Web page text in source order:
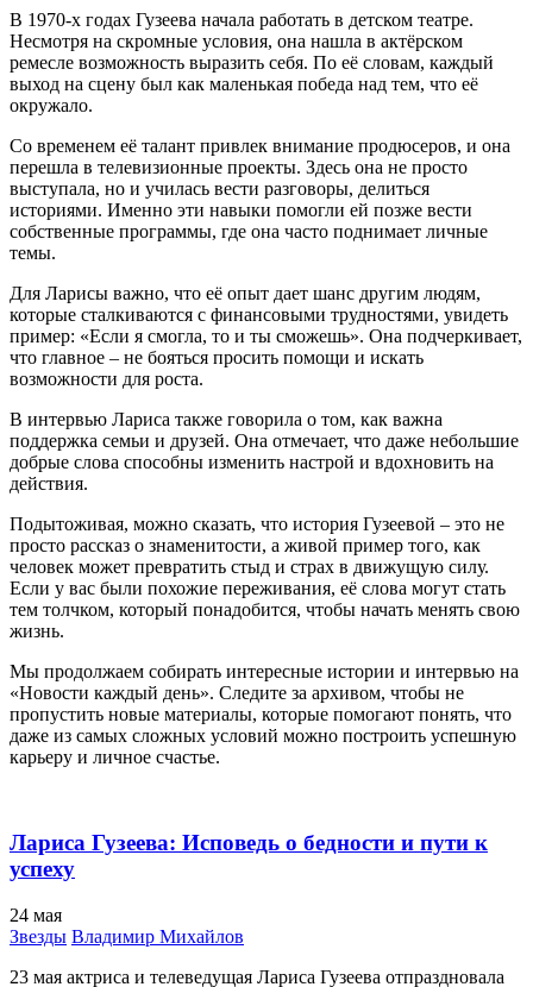
В 1970‑х годах Гузеева начала работать в детском театре.
Несмотря на скромные условия, она нашла в актёрском
ремесле возможность выразить себя. По её словам, каждый
выход на сцену был как маленькая победа над тем, что её
окружало.
Со временем её талант привлек внимание продюсеров, и она
перешла в телевизионные проекты. Здесь она не просто
выступала, но и училась вести разговоры, делиться
историями. Именно эти навыки помогли ей позже вести
собственные программы, где она часто поднимает личные
темы.
Для Ларисы важно, что её опыт дает шанс другим людям,
которые сталкиваются с финансовыми трудностями, увидеть
пример: «Если я смогла, то и ты сможешь». Она подчеркивает,
что главное – не бояться просить помощи и искать
возможности для роста.
В интервью Лариса также говорила о том, как важна
поддержка семьи и друзей. Она отмечает, что даже небольшие
добрые слова способны изменить настрой и вдохновить на
действия.
Подытоживая, можно сказать, что история Гузеевой – это не
просто рассказ о знаменитости, а живой пример того, как
человек может превратить стыд и страх в движущую силу.
Если у вас были похожие переживания, её слова могут стать
тем толчком, который понадобится, чтобы начать менять свою
жизнь.
Мы продолжаем собирать интересные истории и интервью на
«Новости каждый день». Следите за архивом, чтобы не
пропустить новые материалы, которые помогают понять, что
даже из самых сложных условий можно построить успешную
карьеру и личное счастье.
Лариса Гузеева: Исповедь о бедности и пути к
успеху
24 мая
Звезды Владимир Михайлов
23 мая актриса и телеведущая Лариса Гузеева отпраздновала